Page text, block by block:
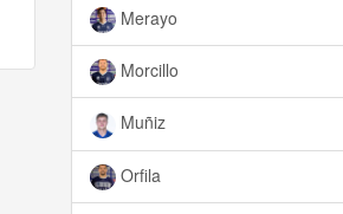
Merayo
Morcillo
Muñiz
Orfila